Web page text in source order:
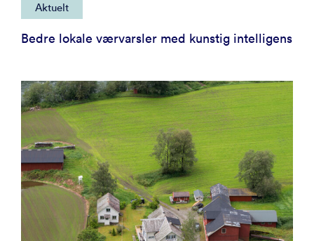
Aktuelt
Bedre lokale værvarsler med kunstig intelligens